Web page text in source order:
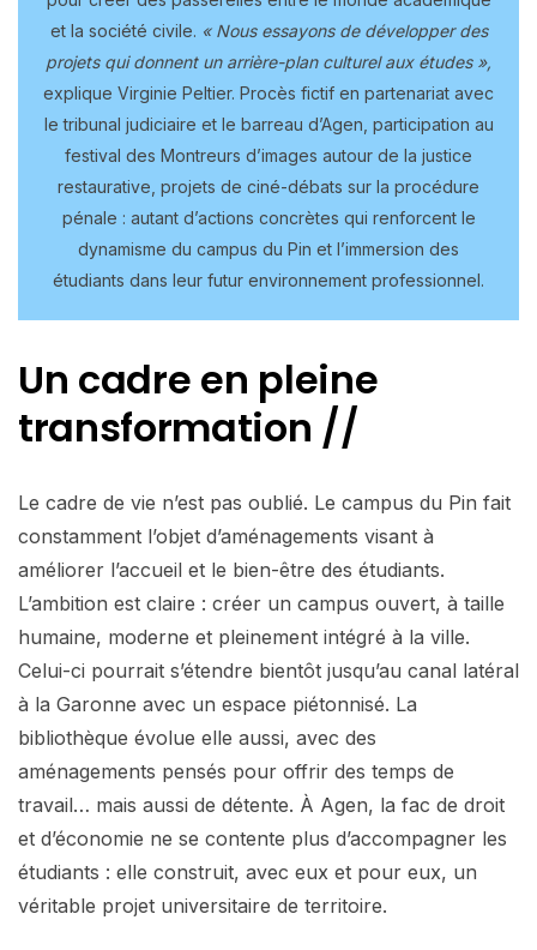
et la société civile. « Nous essayons de développer des
projets qui donnent un arrière-plan culturel aux études »,
explique Virginie Peltier. Procès fictif en partenariat avec
le tribunal judiciaire et le barreau d’Agen, participation au
festival des Montreurs d’images autour de la justice
restaurative, projets de ciné-débats sur la procédure
pénale : autant d’actions concrètes qui renforcent le
dynamisme du campus du Pin et l’immersion des
étudiants dans leur futur environnement professionnel.
Un cadre en pleine
transformation //
Le cadre de vie n’est pas oublié. Le campus du Pin fait
constamment l’objet d’aménagements visant à
améliorer l’accueil et le bien-être des étudiants.
L’ambition est claire : créer un campus ouvert, à taille
humaine, moderne et pleinement intégré à la ville.
Celui-ci pourrait s’étendre bientôt jusqu’au canal latéral
à la Garonne avec un espace piétonnisé. La
bibliothèque évolue elle aussi, avec des
aménagements pensés pour offrir des temps de
travail… mais aussi de détente. À Agen, la fac de droit
et d’économie ne se contente plus d’accompagner les
étudiants : elle construit, avec eux et pour eux, un
véritable projet universitaire de territoire.